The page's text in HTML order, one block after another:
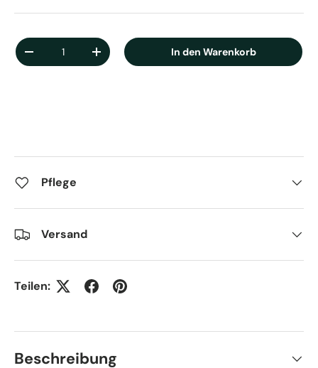
Anzahl
Menge verringernMenge erhöhen In den Warenkorb
Pflege
Versand
Teilen:
Beschreibung